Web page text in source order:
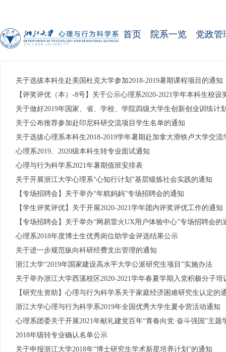
首页 院系一览 党政管
关于选拔本科生赴美国杜克大学参加2018-2019暑期课程项目的通知
【评奖评优（本）-8号】关于公示心理系2020-2021学年本科生校设
关于做好2019年国家、省、学校、学院四级大学生创新创业训练计
关于公布推荐参加赴印尼科研交流项目学生名单的通知
关于选拔心理系本科生2018-2019学年暑期赴加拿大滑铁卢大学交流
心理系2019、2020级本科生转专业面试通知
心理与行为科学系2021年暑期值班安排表
关于开展浙江大学心理系“心知行计划”基层锻炼社会实践的通知
【专场招聘会】关于举办“年糕妈妈”专场招聘会的通知
【学生评奖评优】关于开展2020-2021学年团内评奖评优工作的通知
【专场招聘会】关于举办“网易雷火UX用户体验中心”专场招聘会的
心理系2018年度博士生优秀岗位助学金评选结果公示
关于进一步规范纵向科研经费支出管理的通知
浙江大学“2019年国家建设高水平大学公派研究生项目”实施办法
关于举办浙江大学西溪校区2020-2021学年春夏学期入党积极分子培
【研究生资助】心理与行为科学系关于家庭经济困难研究生认定的
浙江大学心理与行为科学系2019年全国优秀大学生夏令营活动通知
心理系团委关于开展2021年献礼建党百年“青春向党·奋斗强国”主题
2018年级转专业确认名单公示
关于申报浙江大学2018年“博士研究生学术新星培养计划”的通知